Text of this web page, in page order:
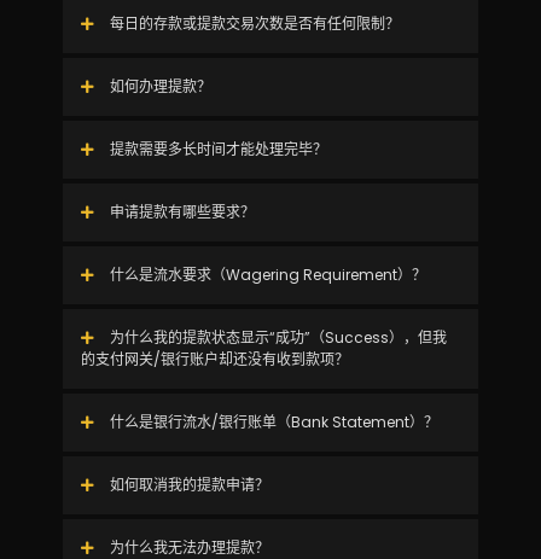
每日的存款或提款交易次数是否有任何限制？
如何办理提款？
提款需要多长时间才能处理完毕？
申请提款有哪些要求？
什么是流水要求（Wagering Requirement）？
为什么我的提款状态显示“成功”（Success），但我
的支付网关/银行账户却还没有收到款项？
什么是银行流水/银行账单（Bank Statement）？
如何取消我的提款申请？
为什么我无法办理提款？